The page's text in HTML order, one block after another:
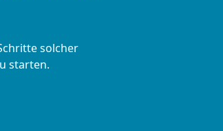
solcher
starten.